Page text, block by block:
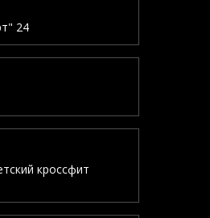
24
кроссфит